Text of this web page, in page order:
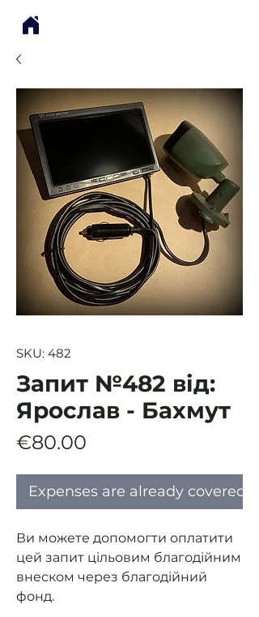
SKU: 482
Запит №482 від:
Ярослав - Бахмут
€80.00
Expenses are already covered
Ви можете допомогти оплатити
цей запит цільовим благодійним
внеском через благодійний
фонд.